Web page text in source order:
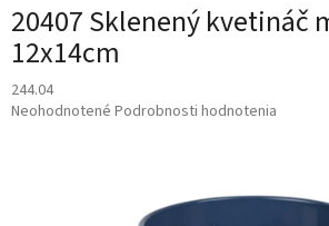
20407 Sklenený kvetináč
12x14cm
244.04
Priemerné
Neohodnotené Podrobnosti hodnotenia